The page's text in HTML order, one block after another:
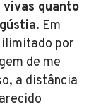
quanto
Em
por
de me
a distância